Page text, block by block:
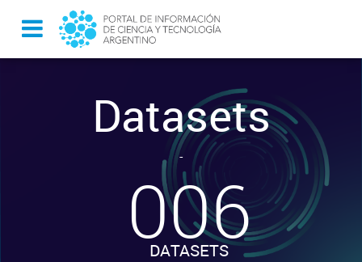
Datasets
-
006
DATASETS